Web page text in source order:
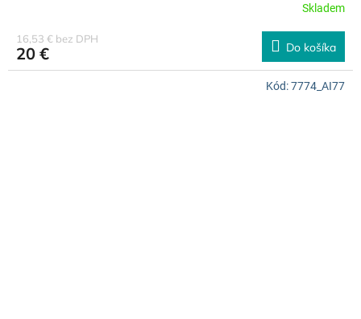
Skladem
16,53 € bez DPH
20 € Do košíka
Kód:7774_AI77